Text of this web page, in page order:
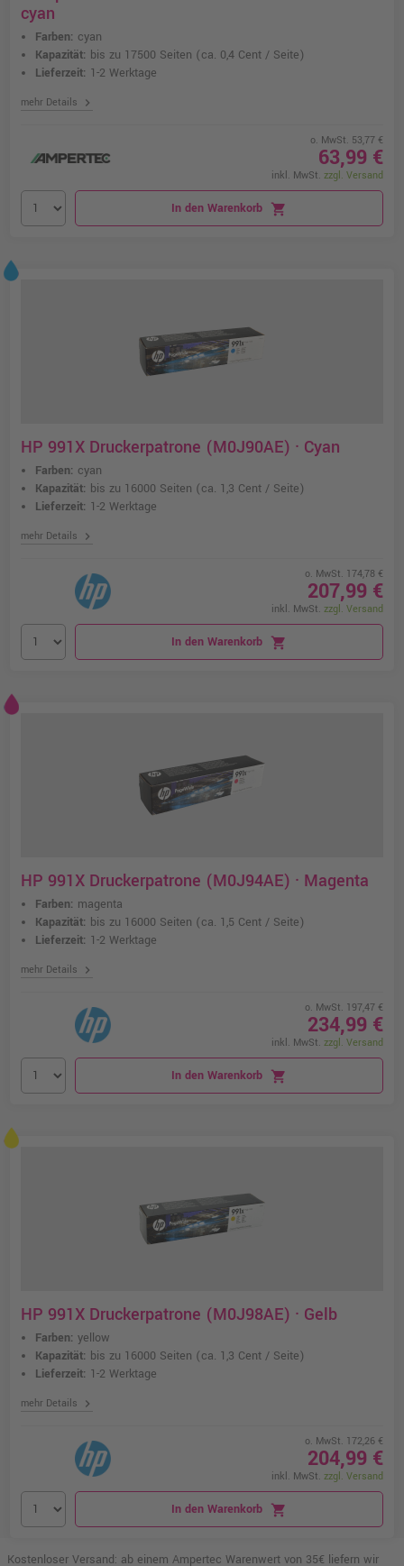
cyan
Farben: cyan
Kapazität: bis zu 17500 Seiten (ca. 0,4 Cent / Seite)
Lieferzeit: 1-2 Werktage
mehr Details chevron_right
o. MwSt. 53,77 €
63,99 €
inkl. MwSt. zzgl. Versand
In den Warenkorb shopping_cart
HP 991X Druckerpatrone (M0J90AE) · Cyan
Farben: cyan
Kapazität: bis zu 16000 Seiten (ca. 1,3 Cent / Seite)
Lieferzeit: 1-2 Werktage
mehr Details chevron_right
o. MwSt. 174,78 €
207,99 €
inkl. MwSt. zzgl. Versand
In den Warenkorb shopping_cart
HP 991X Druckerpatrone (M0J94AE) · Magenta
Farben: magenta
Kapazität: bis zu 16000 Seiten (ca. 1,5 Cent / Seite)
Lieferzeit: 1-2 Werktage
mehr Details chevron_right
o. MwSt. 197,47 €
234,99 €
inkl. MwSt. zzgl. Versand
In den Warenkorb shopping_cart
HP 991X Druckerpatrone (M0J98AE) · Gelb
Farben: yellow
Kapazität: bis zu 16000 Seiten (ca. 1,3 Cent / Seite)
Lieferzeit: 1-2 Werktage
mehr Details chevron_right
o. MwSt. 172,26 €
204,99 €
inkl. MwSt. zzgl. Versand
In den Warenkorb shopping_cart
Kostenloser Versand: ab einem Ampertec Warenwert von 35€ liefern wir